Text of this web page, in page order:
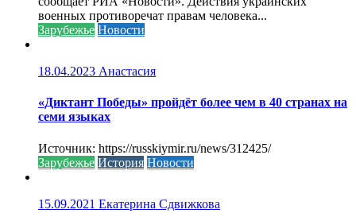
военных противоречат правам человека...
Зарубежье Новости
18.04.2023 Анастасия
«Диктант Победы» пройдёт более чем в 40 странах на
семи языках
Источник: https://russkiymir.ru/news/312425/
Зарубежье История Новости
15.09.2021 Екатерина Сдвижкова